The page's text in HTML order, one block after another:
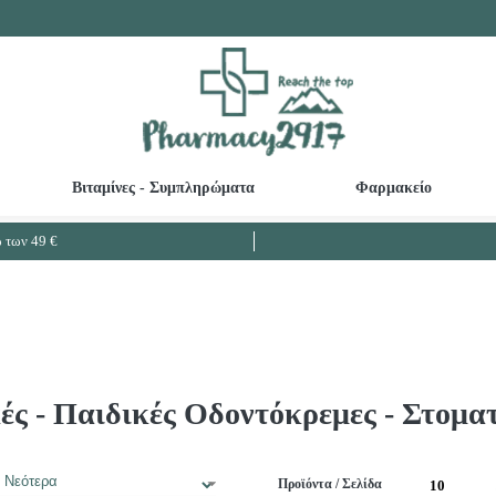
Βιταμίνες - Συμπληρώματα Φαρμακείο
49 €
- Παιδικές Οδοντόκρεμες -
Προϊόντα / Σελίδα 10